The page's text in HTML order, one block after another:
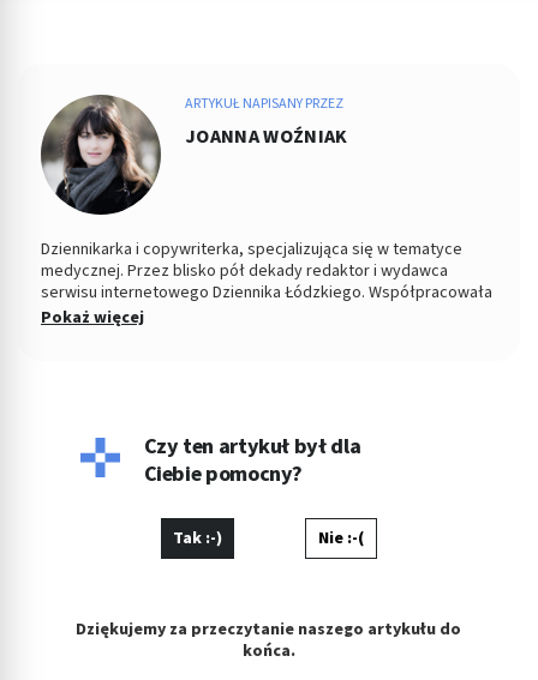
ARTYKUŁ NAPISANY PRZEZ
JOANNA WOŹNIAK
Dziennikarka i copywriterka, specjalizująca się w tematyce
medycznej. Przez blisko pół dekady redaktor i wydawca
serwisu internetowego Dziennika Łódzkiego. Współpracowała
z łódzkim ośrodkiem TVP. Absolwentka Filozofii oraz
Pokaż więcej
Czy ten artykuł był dla
Ciebie pomocny?
Tak :-) Nie :-(
Dziękujemy za przeczytanie naszego artykułu do
końca.